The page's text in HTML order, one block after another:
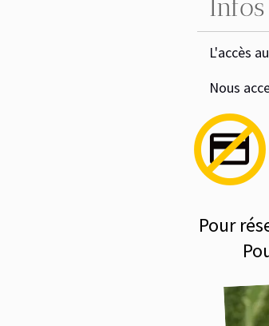
Infos
L'accès aux
Nous
do_not_disturb_alt
credit_card
Pour
Pour